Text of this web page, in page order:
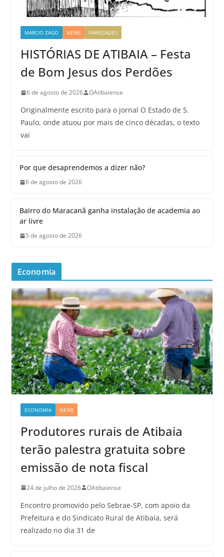
MARCIO ZAGO NEWS VARIEDADES
HISTÓRIAS DE ATIBAIA – Festa
de Bom Jesus dos Perdões
6 de agosto de 2026 OAtibaiense
Originalmente escrito para o jornal O Estado de S.
Paulo, onde atuou por mais de cinco décadas, o texto
vai
Por que desaprendemos a dizer não?
6 de agosto de 2026
Bairro do Maracanã ganha instalação de academia ao
ar livre
5 de agosto de 2026
Economia
ECONOMIA NEWS
Produtores rurais de Atibaia
terão palestra gratuita sobre
emissão de nota fiscal
24 de julho de 2026 OAtibaiense
Encontro promovido pelo Sebrae-SP, com apoio da
Prefeitura e do Sindicato Rural de Atibaia, será
realizado no dia 31 de